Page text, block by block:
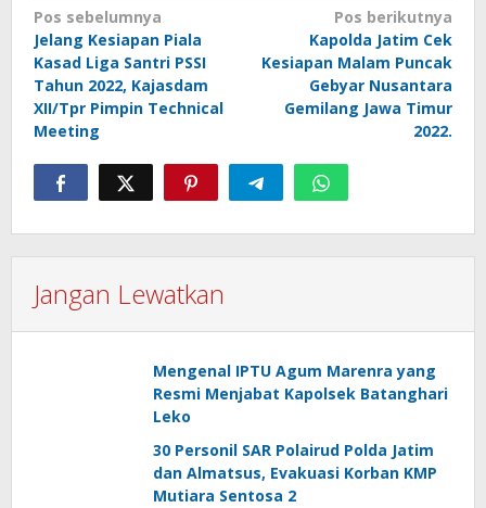
Navigasi
pos
Pos sebelumnya
Jelang Kesiapan Piala
Kasad Liga Santri PSSI
Tahun 2022, Kajasdam
XII/Tpr Pimpin Technical
Meeting
Pos berikutnya
Kapolda Jatim Cek
Kesiapan Malam Puncak
Gebyar Nusantara
Gemilang Jawa Timur
2022.
Jangan Lewatkan
Mengenal IPTU Agum Marenra yang
Resmi Menjabat Kapolsek Batanghari
Leko
30 Personil SAR Polairud Polda Jatim
dan Almatsus, Evakuasi Korban KMP
Mutiara Sentosa 2